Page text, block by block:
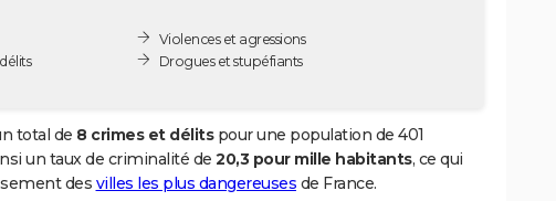
Violences et agressions
Drogues et stupéfiants
total de 8 crimes et délitspour une population de 401
un taux de criminalité de 20,3 pour mille habitants, ce qui
des villes les plus dangereuses de France.